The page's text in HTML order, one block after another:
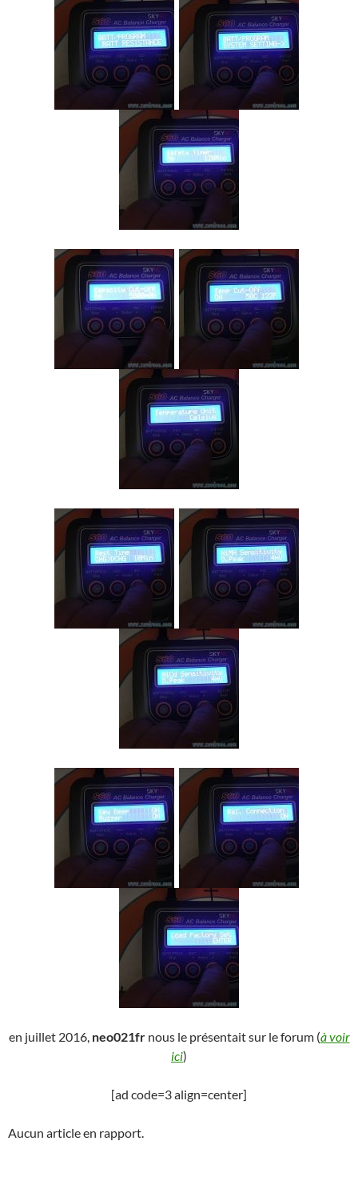
en juillet 2016, neo021frnous le présentait sur le forum (à voir
ici)
[ad code=3 align=center]
Aucun article en rapport.